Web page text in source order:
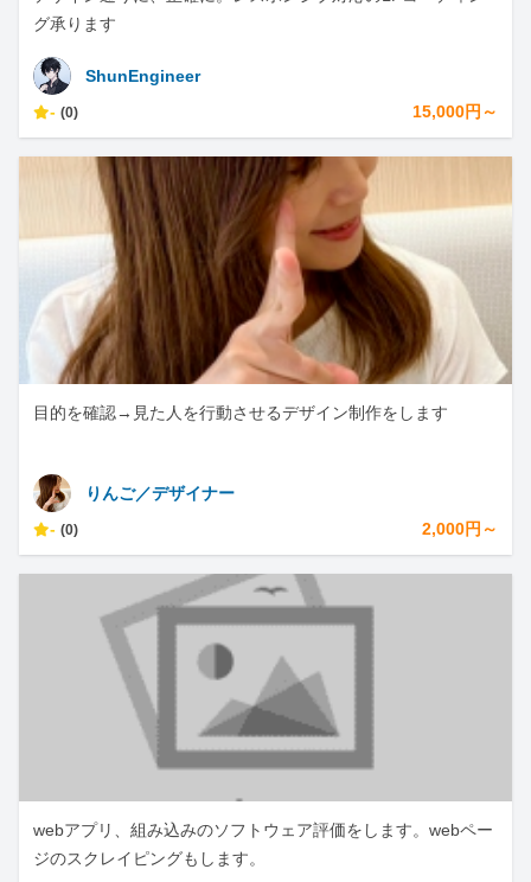
グ承ります
ShunEngineer
- (0) 15,000円～
目的を確認→見た人を行動させるデザイン制作をします
りんご／デザイナー
- (0) 2,000円～
webアプリ、組み込みのソフトウェア評価をします。webペー
ジのスクレイピングもします。